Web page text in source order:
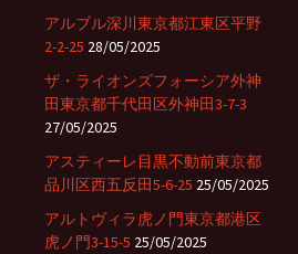
アルブル深川東京都江東区平野
2-2-25 28/05/2025
ザ・ライオンズフォーシア外神
田東京都千代田区外神田3-7-3
27/05/2025
アスティーレ目黒不動前東京都
品川区西五反田5-6-25 25/05/2025
アルトヴィラ虎ノ門東京都港区
虎ノ門3-15-5 25/05/2025